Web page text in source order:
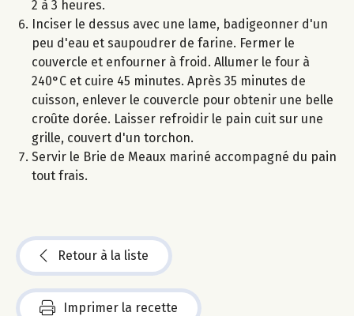
2 à 3 heures.
Inciser le dessus avec une lame, badigeonner d'un
peu d'eau et saupoudrer de farine. Fermer le
couvercle et enfourner à froid. Allumer le four à
240°C et cuire 45 minutes. Après 35 minutes de
cuisson, enlever le couvercle pour obtenir une belle
croûte dorée. Laisser refroidir le pain cuit sur une
grille, couvert d'un torchon.
Servir le Brie de Meaux mariné accompagné du pain
tout frais.
Retour à la liste
Imprimer la recette